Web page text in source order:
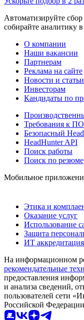
Автоматизируйте
собирайте аналитику
О компании
Наши вакансии
Партнерам
Реклама на сайте
Новости и статьи
Инвесторам
Кандидаты по
Требования к ПО
Безопасный
HeadHunter API
Поиск работы
Поиск по резюме
Мобильное
Этика и
Оказание услуг
Использование
Защита
ИТ аккредитация
На информационном
рекомендательные
предоставления
и анализа сведений,
пользователей сети
Российской